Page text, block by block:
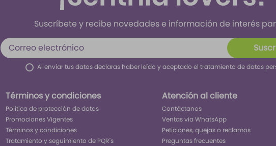
Suscríbete y recibe novedades e información de interés
Al enviar tus datos declaras haber leído y aceptado el tratamiento de datos
Términos y condiciones
Política de protección de datos
Promociones Vigentes
Términos y condiciones
Tratamiento y seguimiento de PQR´s
Atención al cliente
Contáctanos
Ventas vía WhatsApp
Peticiones, quejas o reclamos
Preguntas frecuentes